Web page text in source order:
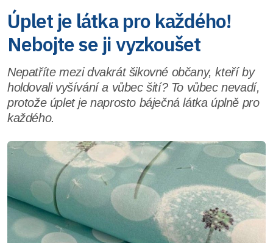
Úplet je látka pro každého!
Nebojte se ji vyzkoušet
Nepatříte mezi dvakrát šikovné občany, kteří by
holdovali vyšívání a vůbec šití? To vůbec nevadí,
protože úplet je naprosto báječná látka úplně pro
každého.